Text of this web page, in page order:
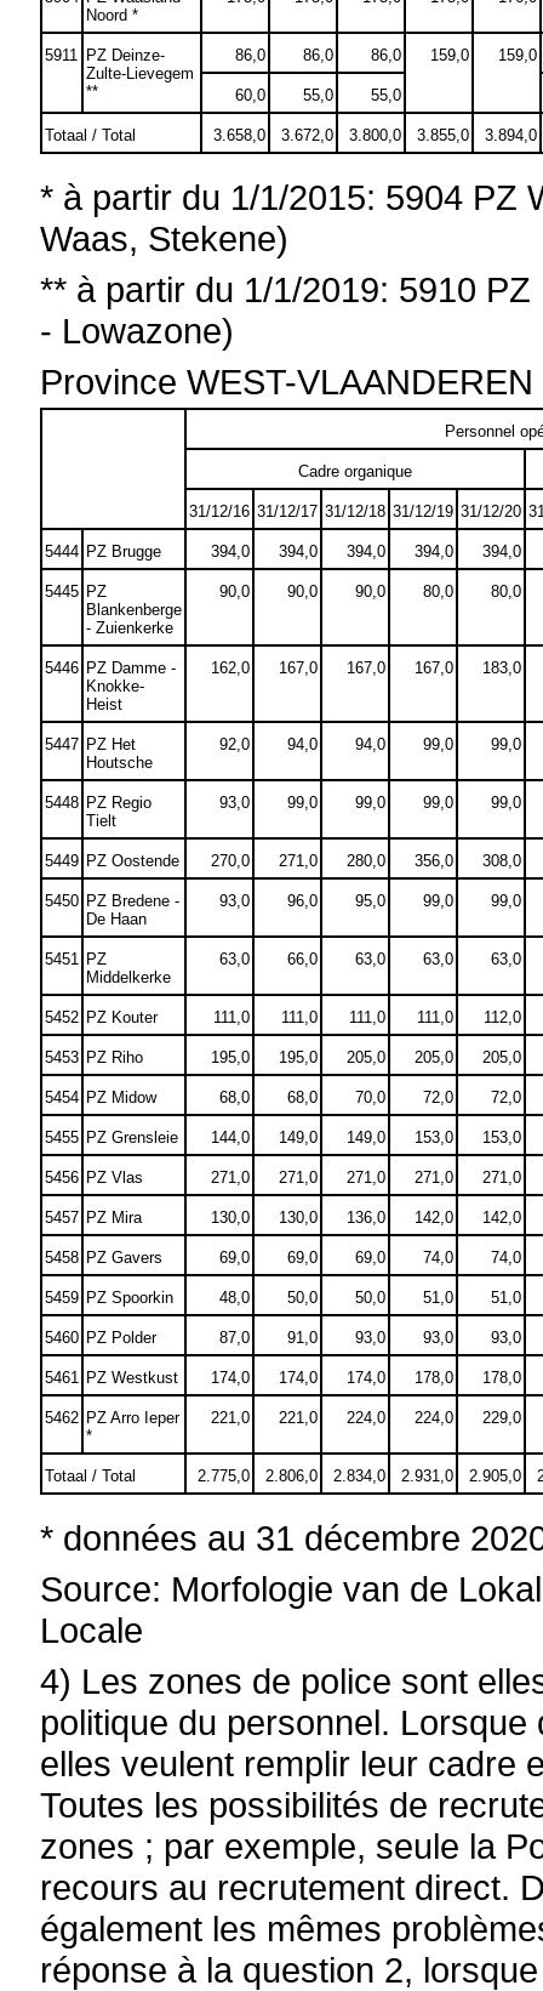
Noord *
5911 PZ Deinze-
Zulte-Lievegem
**
86,0 86,0 86,0 159,0 159,0
60,0 55,0 55,0
Totaal / Total 3.658,0 3.672,0 3.800,0 3.855,0 3.894,0
* à partir du 1/1/2015: 5904 PZ
Waas, Stekene)
** à partir du 1/1/2019: 5910
- Lowazone)
Province WEST-VLAANDEREN
Personnel
Cadre organique
31/12/16 31/12/17 31/12/18 31/12/19 31/12/20
5444 PZ Brugge 394,0 394,0 394,0 394,0 394,0
5445 PZ
Blankenberge
- Zuienkerke
90,0 90,0 90,0 80,0 80,0
5446 PZ Damme -
Knokke-
Heist
162,0 167,0 167,0 167,0 183,0
5447 PZ Het
Houtsche
92,0 94,0 94,0 99,0 99,0
5448 PZ Regio
Tielt
93,0 99,0 99,0 99,0 99,0
5449 PZ Oostende 270,0 271,0 280,0 356,0 308,0
5450 PZ Bredene -
De Haan
93,0 96,0 95,0 99,0 99,0
5451 PZ
Middelkerke
63,0 66,0 63,0 63,0 63,0
5452 PZ Kouter 111,0 111,0 111,0 111,0 112,0
5453 PZ Riho 195,0 195,0 205,0 205,0 205,0
5454 PZ Midow 68,0 68,0 70,0 72,0 72,0
5455 PZ Grensleie 144,0 149,0 149,0 153,0 153,0
5456 PZ Vlas 271,0 271,0 271,0 271,0 271,0
5457 PZ Mira 130,0 130,0 136,0 142,0 142,0
5458 PZ Gavers 69,0 69,0 69,0 74,0 74,0
5459 PZ Spoorkin 48,0 50,0 50,0 51,0 51,0
5460 PZ Polder 87,0 91,0 93,0 93,0 93,0
5461 PZ Westkust 174,0 174,0 174,0 178,0 178,0
5462 PZ Arro Ieper
*
221,0 221,0 224,0 224,0 229,0
Totaal / Total 2.775,0 2.806,0 2.834,0 2.931,0 2.905,0
* données au 31 décembre
Source: Morfologie van de
Locale
4) Les zones de police sont
politique du personnel.
elles veulent remplir leur cadre
Toutes les possibilités de
zones ; par exemple, seule la
recours au recrutement direct.
également les mêmes
réponse à la question 2,